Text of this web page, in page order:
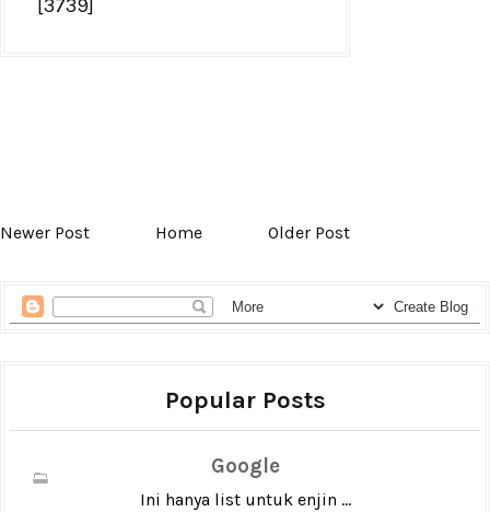
[3739]
Newer Post Home Older Post
Popular Posts
Google
Ini hanya list untuk enjin ...